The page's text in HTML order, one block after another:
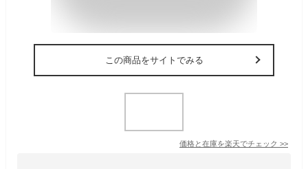
この商品をサイトでみる
価格と在庫を楽天でチェック >>